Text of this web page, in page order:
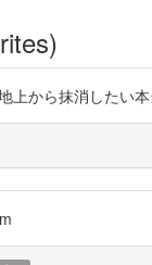
上から抹消したい